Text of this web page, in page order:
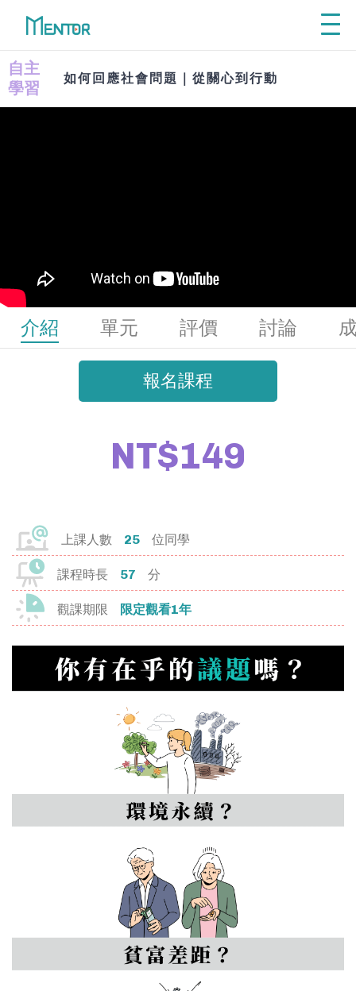
Explore
先了解自己喜歡的工作領域、再探索
相關學群課程，才能讓自主學習事半
從
Self - Directed
Learning
門拓教你如何規劃、撰寫自主學習計
都踩的自信有意義！
我的資料
我的課程
兌換中心
自主
學習
如何回應社會問題｜從關心到行動
介紹 單元 評價 討論
報名課程
NT$149
上課人數 25 位同學
課程時長 57 分
觀課期限 限定觀看1年